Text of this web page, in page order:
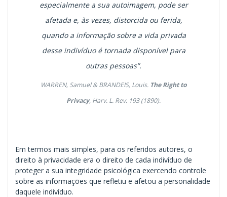
especialmente a sua autoimagem, pode ser
afetada e, às vezes, distorcida ou ferida,
quando a informação sobre a vida privada
desse indivíduo é tornada disponível para
outras pessoas”.
WARREN, Samuel & BRANDEIS, Louis. The Right to
Privacy, Harv. L. Rev. 193 (1890).
Em termos mais simples, para os referidos autores, o
direito à privacidade era o direito de cada indivíduo de
proteger a sua integridade psicológica exercendo controle
sobre as informações que refletiu e afetou a personalidade
daquele indivíduo.